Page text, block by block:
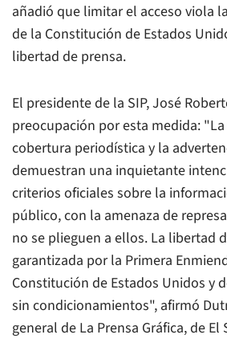
añadió que limitar el acceso viola
de la Constitución de Estados
libertad de prensa.
El presidente de la SIP, José
preocupación por esta medida:
cobertura periodística y la
demuestran una inquietante
criterios oficiales sobre la
público, con la amenaza de
no se plieguen a ellos. La libertad
garantizada por la Primera
Constitución de Estados Unidos y
sin condicionamientos", afirmó
general de La Prensa Gráfica, de El